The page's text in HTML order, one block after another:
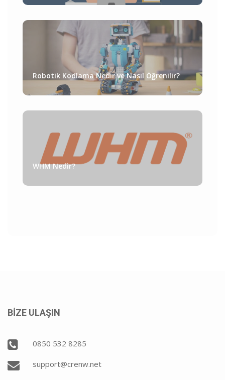
Robotik Kodlama Nedir ve Nasıl Öğrenilir?
WHM Nedir?
BİZE ULAŞIN
0850 532 8285
support@crenw.net